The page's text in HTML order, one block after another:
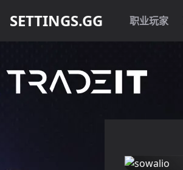
SETTINGS.GG 职业玩家